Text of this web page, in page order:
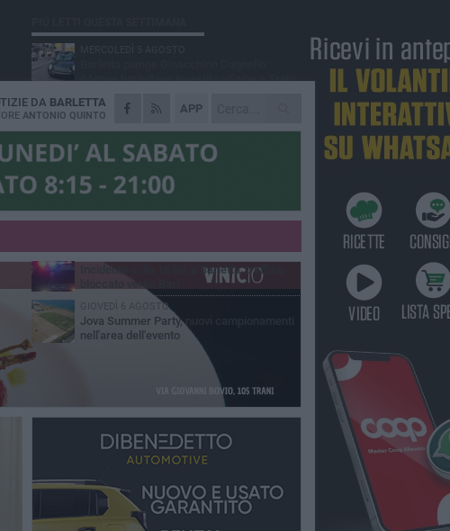
APP
DA BARLETTA
ANTONIO QUINTO
64enne barlettano investito all'alba a Trani
GIOVEDÌ 6 AGOSTO
Il ricordo di "Cecco", il benzinaio col
sorriso: «Contava i giorni che lo
separavano dalla pensione»
MERCOLEDÌ 5 AGOSTO
sopralluogo nell'area dell'evento
Beni confiscati alla mafia. Nasce il servizio
VENERDÌ 7 AGOSTO
Incidente sulla 16 bis a Barletta, traffico
GIOVEDÌ 6 AGOSTO
Jova Summer Party, nuovi campionamenti
nell'area dell'evento